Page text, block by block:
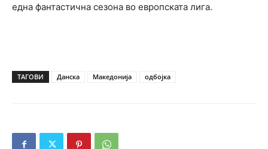
една фантастична сезона во европската лига.
ТАГОВИ Данска Македонија одбојка